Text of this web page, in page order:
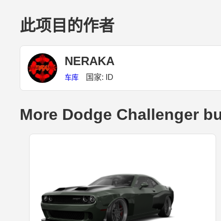
此项目的作者
NERAKA
车库 国家: ID
More Dodge Challenger